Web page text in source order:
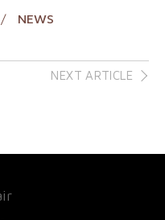
NEWS
NEXT ARTICLE